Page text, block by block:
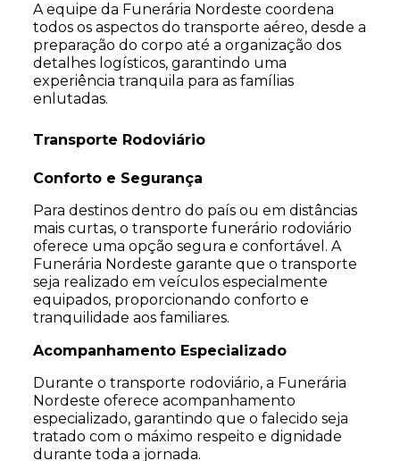
A equipe da Funerária Nordeste coordena
todos os aspectos do transporte aéreo, desde a
preparação do corpo até a organização dos
detalhes logísticos, garantindo uma
experiência tranquila para as famílias
enlutadas.
Transporte Rodoviário
Conforto e Segurança
Para destinos dentro do país ou em distâncias
mais curtas, o transporte funerário rodoviário
oferece uma opção segura e confortável. A
Funerária Nordeste garante que o transporte
seja realizado em veículos especialmente
equipados, proporcionando conforto e
tranquilidade aos familiares.
Acompanhamento Especializado
Durante o transporte rodoviário, a Funerária
Nordeste oferece acompanhamento
especializado, garantindo que o falecido seja
tratado com o máximo respeito e dignidade
durante toda a jornada.